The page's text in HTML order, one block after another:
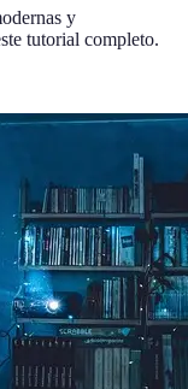
y
tutorial completo.